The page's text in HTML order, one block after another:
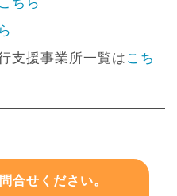
支援事業所一覧は こち
合せください。